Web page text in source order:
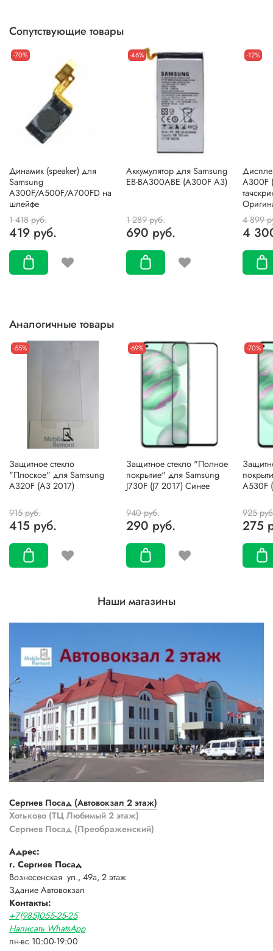
Сопутствующие товары
-70%
Динамик (speaker) для
Samsung
A300F/A500F/A700FD на
шлейфе
1 418 руб.
419 руб.
-46%
Аккумулятор для Samsung
EB-BA300ABE (A300F A3)
1 289 руб.
690 руб.
-12%
A300F
4 899
4
Аналогичные товары
-55%
Защитное стекло
"Плоское" для Samsung
A320F (A3 2017)
915 руб.
415 руб.
-69%
Защитное стекло "Полное
покрытие" для Samsung
J730F (J7 2017) Синее
940 руб.
290 руб.
-70%
A530F
925
275
Наши магазины
Сергиев Посад (Автовокзал 2 этаж)
Хотьково (ТЦ Любимый 2 этаж)
Сергиев Посад (Преображенский)
Адрес:
г. Сергиев Посад
Вознесенская ул., 49а, 2 этаж
Здание Автовокзал
Контакты:
+7(985)055-25-25
Написать WhatsApp
пн-вс 10:00-19:00